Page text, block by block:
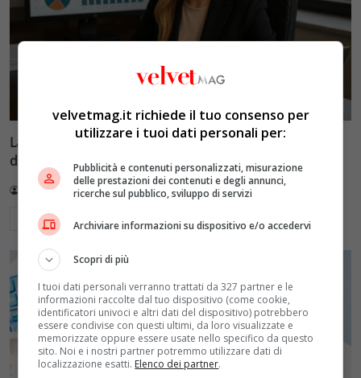
La Fenice di Chiara Ferragni: come ha evitato il crollo
dimezzando i costi
Redazione VelvetMAG 3 Luglio 2026
Leggi di più
velvetmag.it richiede il tuo consenso per
utilizzare i tuoi dati personali per:
Pubblicità e contenuti personalizzati, misurazione
delle prestazioni dei contenuti e degli annunci,
ricerche sul pubblico, sviluppo di servizi
Archiviare informazioni su dispositivo e/o accedervi
Scopri di più
I tuoi dati personali verranno trattati da 327 partner e le
informazioni raccolte dal tuo dispositivo (come cookie,
identificatori univoci e altri dati del dispositivo) potrebbero
essere condivise con questi ultimi, da loro visualizzate e
memorizzate oppure essere usate nello specifico da questo
sito. Noi e i nostri partner potremmo utilizzare dati di
localizzazione esatti. Elenco dei partner.